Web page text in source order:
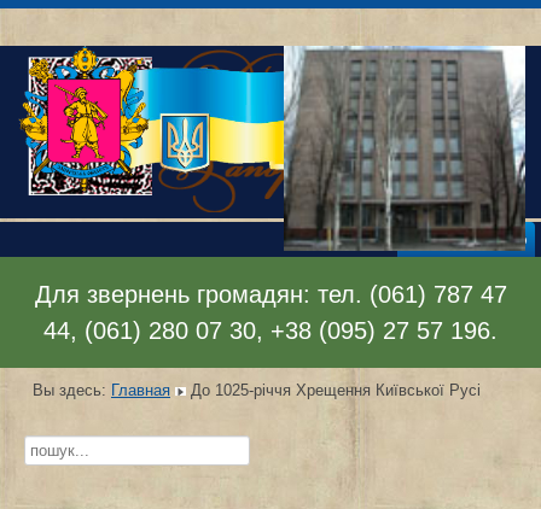
Раскрыть меню
Для звернень громадян: тел. (061) 787 47
44, (061) 280 07 30, +38 (095) 27 57 196.
Вы здесь: Главная До 1025-річчя Хрещення Київської Русі
Искать...